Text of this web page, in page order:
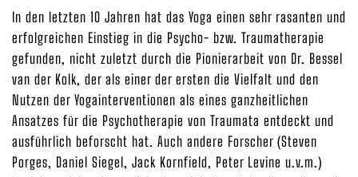
In den letzten 10 Jahren hat das Yoga einen sehr rasanten und
erfolgreichen Einstieg in die Psycho- bzw. Traumatherapie
gefunden, nicht zuletzt durch die Pionierarbeit von Dr. Bessel
van der Kolk, der als einer der ersten die Vielfalt und den
Nutzen der Yogainterventionen als eines ganzheitlichen
Ansatzes für die Psychotherapie von Traumata entdeckt und
ausführlich beforscht hat. Auch andere Forscher (Steven
Porges, Daniel Siegel, Jack Kornfield, Peter Levine u.v.m.)